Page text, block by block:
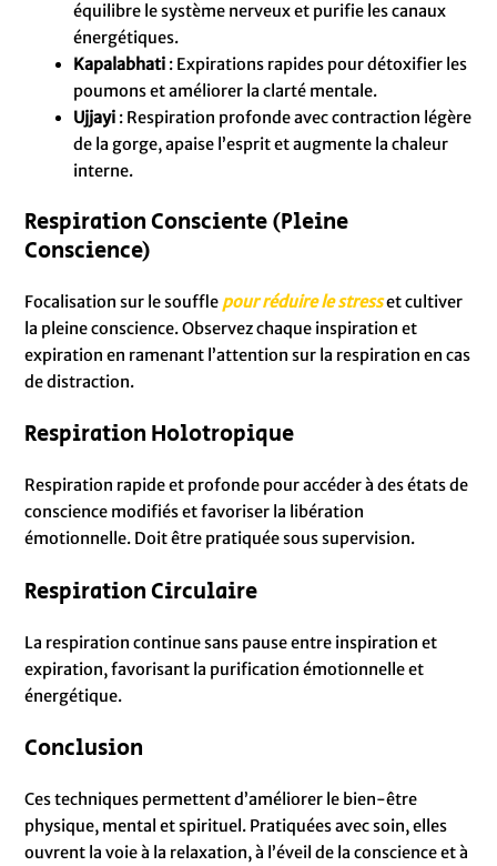
équilibre le système nerveux et purifie les canaux
énergétiques.
Kapalabhati : Expirations rapides pour détoxifier les
poumons et améliorer la clarté mentale.
Ujjayi : Respiration profonde avec contraction légère
de la gorge, apaise l’esprit et augmente la chaleur
interne.
Respiration Consciente (Pleine
Conscience)
Focalisation sur le souffle pour réduire le stresset cultiver
la pleine conscience. Observez chaque inspiration et
expiration en ramenant l’attention sur la respiration en cas
de distraction.
Respiration Holotropique
Respiration rapide et profonde pour accéder à des états de
conscience modifiés et favoriser la libération
émotionnelle. Doit être pratiquée sous supervision.
Respiration Circulaire
La respiration continue sans pause entre inspiration et
expiration, favorisant la purification émotionnelle et
énergétique.
Conclusion
Ces techniques permettent d’améliorer le bien-être
physique, mental et spirituel. Pratiquées avec soin, elles
ouvrent la voie à la relaxation, à l’éveil de la conscience et à